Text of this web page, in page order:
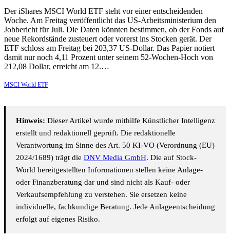
Der iShares MSCI World ETF steht vor einer entscheidenden
Woche. Am Freitag veröffentlicht das US-Arbeitsministerium den
Jobbericht für Juli. Die Daten könnten bestimmen, ob der Fonds auf
neue Rekordstände zusteuert oder vorerst ins Stocken gerät. Der
ETF schloss am Freitag bei 203,37 US-Dollar. Das Papier notiert
damit nur noch 4,11 Prozent unter seinem 52-Wochen-Hoch von
212,08 Dollar, erreicht am 12.…
MSCI World ETF
Hinweis: Dieser Artikel wurde mithilfe Künstlicher Intelligenz
erstellt und redaktionell geprüft. Die redaktionelle
Verantwortung im Sinne des Art. 50 KI-VO (Verordnung (EU)
2024/1689) trägt die DNV Media GmbH. Die auf Stock-
World bereitgestellten Informationen stellen keine Anlage-
oder Finanzberatung dar und sind nicht als Kauf- oder
Verkaufsempfehlung zu verstehen. Sie ersetzen keine
individuelle, fachkundige Beratung. Jede Anlageentscheidung
erfolgt auf eigenes Risiko.